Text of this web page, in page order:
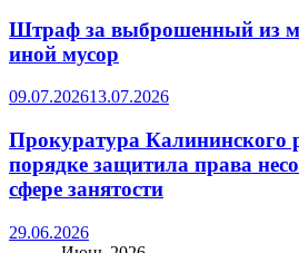
Штраф за выброшенный из
иной мусор
09.07.202613.07.2026
Прокуратура Калининского
порядке защитила права
сфере занятости
29.06.2026